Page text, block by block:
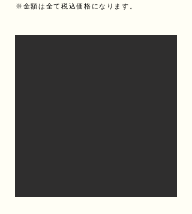
※金額は全て税込価格になります。